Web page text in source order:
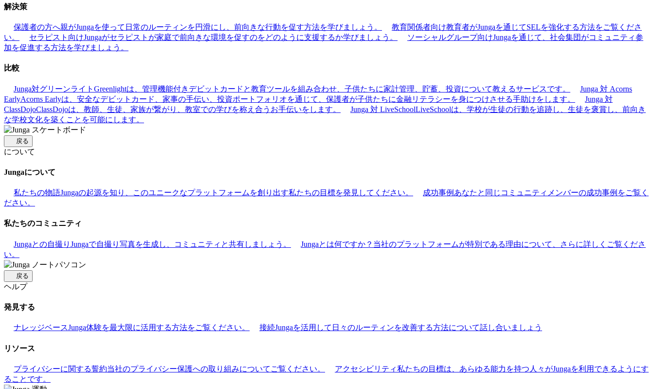
解決策
保護者の方へ親がJungaを使って日常のルーティンを円滑にし、前向きな行動を促す方法を学びましょう。 教育関係者向け教育者がJungaを通じてSELを強化する方法をご覧くださ
い。
セラピスト向けJungaがセラピストが家庭で前向きな環境を促すのをどのように支援するか学びましょう。 ソーシャルグループ向けJungaを通じて、社会集団がコミュニティ参
加を促進する方法を学びましょう。
比較
Junga対グリーンライト Greenlightは、管理機能付きデビットカードと教育ツールを組み合わせ、子供たちに家計管理、貯蓄、投資について教えるサービスです。
Junga 対 Acorns
EarlyAcorns Earlyは、安全なデビットカード、家事の手伝い、投資ポートフォリオを通じて、保護者が子供たちに金融リテラシーを身につけさせる手助けをします。
Junga 対
ClassDojoClassDojoは、教師、生徒、家族が繋がり、教室での学びを称え合うお手伝いをします。 Junga 対 LiveSchoolLiveSchoolは、学校が生徒の行動を追跡し、生徒を褒賞し、前向き
な学校文化を築くことを可能にします。
戻る
について
Jungaについて
私たちの物語Jungaの起源を知り、このユニークなプラットフォームを創り出す私たちの目標を発見してください。 成功事例 あなたと同じコミュニティメンバーの成功事例をご覧く
ださい。
私たちのコミュニティ
Jungaとの自撮り Jungaで自撮り写真を生成し、コミュニティと共有しましょう。 Jungaとは何ですか？ 当社のプラットフォームが特別である理由について、さらに詳しくご覧くださ
い。
戻る
ヘルプ
発見する
ナレッジベースJunga体験を最大限に活用する方法をご覧ください。 接続Jungaを活用して日々のルーティンを改善する方法について話し合いましょう
リソース
プライバシーに関する誓約当社のプライバシー保護への取り組みについてご覧ください。 アクセシビリティ私たちの目標は、あらゆる能力を持つ人々がJungaを利用できるようにす
ることです。